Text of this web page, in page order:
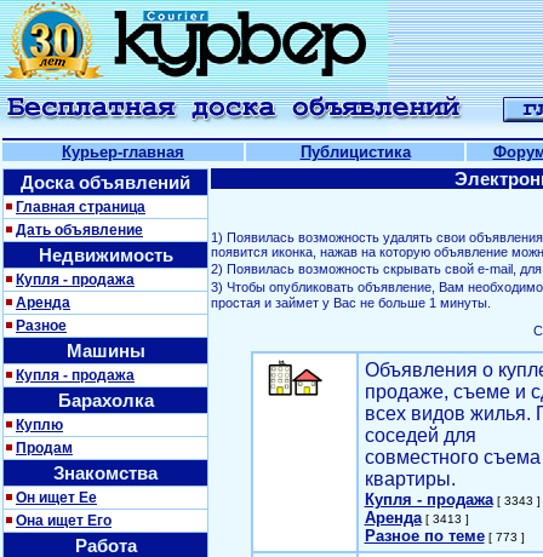
Курьер-главная Публицистика
Доска объявлений
Главная страница
Дать объявление
Недвижимость
Купля - продажа
Аренда
Разное
Машины
Купля - продажа
Барахолка
Куплю
Продам
Знакомства
Он ищет Ее
Она ищет Его
Работа
1) Появилась возможность удалять свои
появится иконка, нажав на которую объявление
2) Появилась возможность скрывать свой е-mail,
3) Чтобы опубликовать объявление, Вам
простая и займет у Вас не больше 1 минуты.
Объявления о
продаже, съеме и
всех видов жилья.
соседей для
совместного съема
квартиры.
Купля - продажа[ 3343 ]
Аренда[ 3413 ]
Разное по теме[ 773 ]